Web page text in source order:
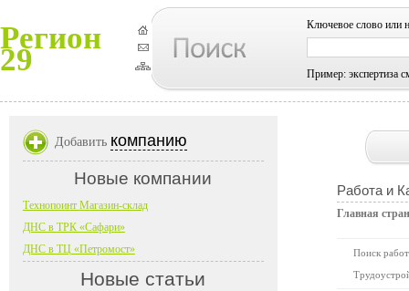
Регион
29
Ключевое слово или
Пример: экспертиза
Работа и
Главная
Поиск
Добавить компанию
Новые компании
Технопоинт Магазин-склад
ДНС в ТРК «Сафари»
ДНС в ТЦ «Петромост»
Новые статьи